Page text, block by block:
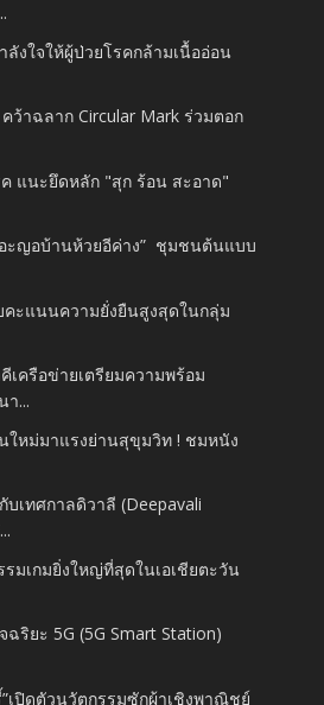
งใจให้ผู้ป่วยโรคกล้ามเนื้ออ่อน
ว้าฉลาก Circular Mark ร่วมตอก
แนะยึดหลัก "สุก ร้อน สะอาด"
ะญอบ้านห้วยอีค่าง” ชุมชนต้นแบบ
คะแนนความยั่งยืนสูงสุดในกลุ่ม
เครือข่ายเตรียมความพร้อม
า...
ใหม่มาแรงย่านสุขุมวิท ! ชมหนัง
บเทศกาลดิวาลี (Deepavali
รมเกมยิ่งใหญ่ที่สุดในเอเชียตะวัน
ฉริยะ 5G (5G Smart Station)
เปิดตัวนวัตกรรมซักผ้าเชิงพาณิชย์